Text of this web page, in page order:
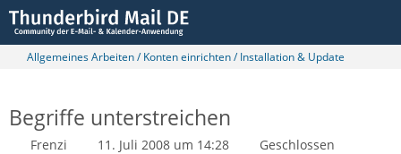
Allgemeines Arbeiten / Konten einrichten / Installation & Update
Begriffe unterstreichen
Frenzi 11. Juli 2008 um 14:28
Geschlossen